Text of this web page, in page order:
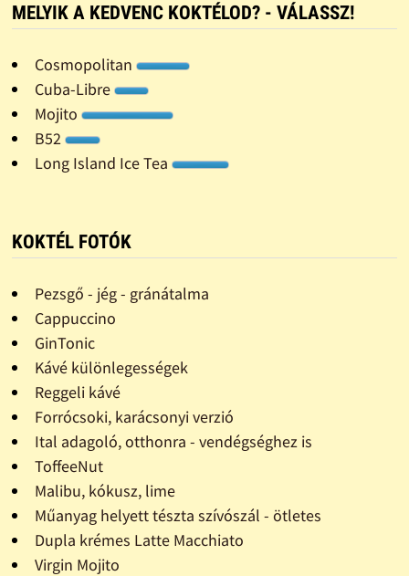
MELYIK A KEDVENC KOKTÉLOD? - VÁLASSZ!
Cosmopolitan
Cuba-Libre
Mojito
B52
Long Island Ice Tea
KOKTÉL FOTÓK
Pezsgő - jég - gránátalma
Cappuccino
GinTonic
Kávé különlegességek
Reggeli kávé
Forrócsoki, karácsonyi verzió
Ital adagoló, otthonra - vendégséghez is
ToffeeNut
Malibu, kókusz, lime
Műanyag helyett tészta szívószál - ötletes
Dupla krémes Latte Macchiato
Virgin Mojito